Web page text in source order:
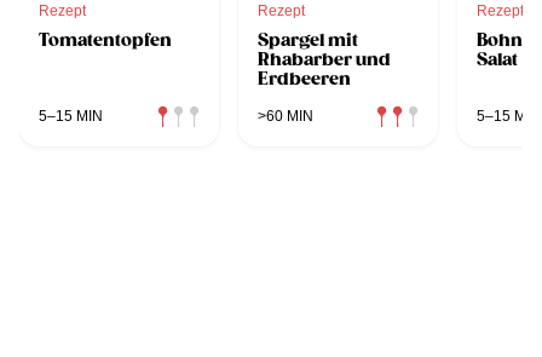
Rezept
Tomatentopfen
5–15 MIN
Rezept
Spargel mit
Rhabarber und
Erdbeeren
>60 MIN
Rezept
Salat
5–15 MIN